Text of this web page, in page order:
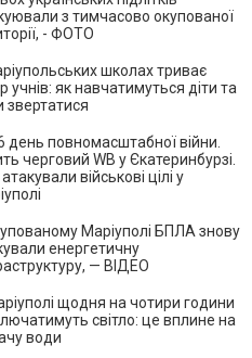
з тимчасово окупованої
- ФОТО
школах триває
учнів: як навчатимуться діти та
звертатися
день повномасштабної війни.
черговий WB у Єкатеринбурзі.
військові цілі у
Маріуполі БПЛА знову
енергетичну
— ВІДЕО
щодня на чотири години
світло: це вплине на
води